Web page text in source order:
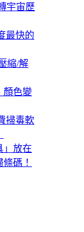
宇宙歷
最快的
縮/解
顏色變
掃毒軟
」放在
碼！